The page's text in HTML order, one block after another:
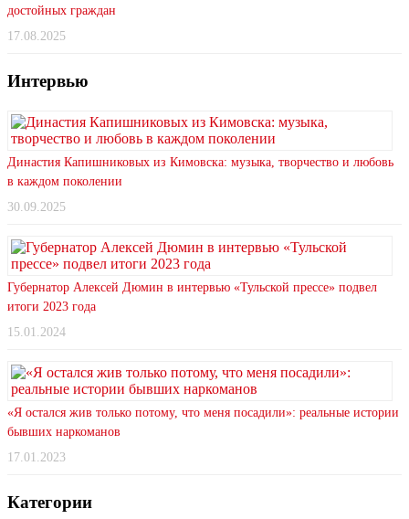
достойных граждан
17.08.2025
Интервью
Династия Капишниковых из Кимовска: музыка, творчество и любовь
в каждом поколении
30.09.2025
Губернатор Алексей Дюмин в интервью «Тульской прессе» подвел
итоги 2023 года
15.01.2024
«Я остался жив только потому, что меня посадили»: реальные истории
бывших наркоманов
17.01.2023
Категории